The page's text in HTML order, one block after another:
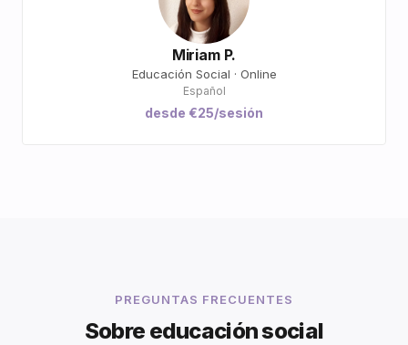
Miriam P.
Educación Social · Online
Español
desde €25/sesión
PREGUNTAS FRECUENTES
Sobre educación social